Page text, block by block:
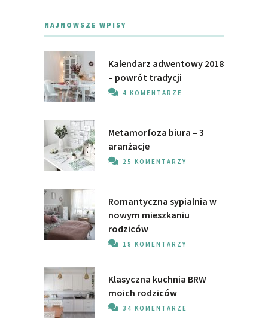
NAJNOWSZE WPISY
Kalendarz adwentowy 2018
– powrót tradycji
4 KOMENTARZE
Metamorfoza biura – 3
aranżacje
25 KOMENTARZY
Romantyczna sypialnia w
nowym mieszkaniu
rodziców
18 KOMENTARZY
Klasyczna kuchnia BRW
moich rodziców
34 KOMENTARZE